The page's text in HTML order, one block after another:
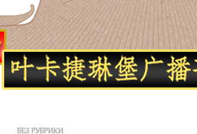
Школа Конфуция в
БЕЗ РУБРИКИ